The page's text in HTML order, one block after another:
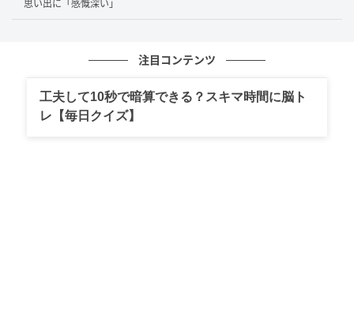
思い出に「感慨深い」
注目コンテンツ
工夫して10秒で暗算できる？スキマ時間に脳ト
レ【毎日クイズ】